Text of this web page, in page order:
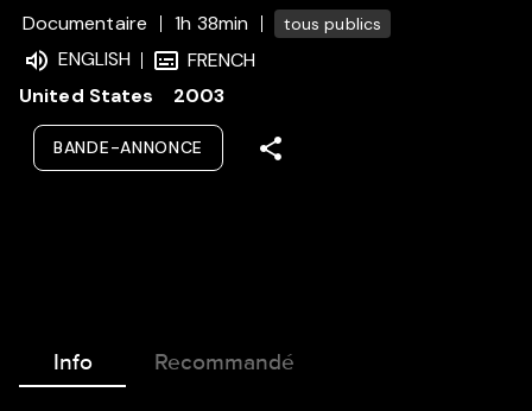
Documentaire
1h 38min tous publics
ENGLISH
FRENCH
United States
2003
BANDE-ANNONCE
Info Recommandé